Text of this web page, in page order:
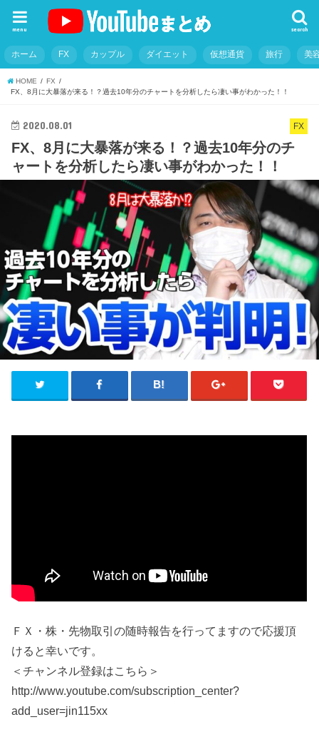
search
menu
ホーム FX カップル ダイエット 仮想通貨 旅行 美
HOME
FX
FX、8月に大暴落が来る！？過去10年分のチャートを分析したら凄い事がわかった！！
FX
2020.08.01
FX、8月に大暴落が来る！？過去10年分のチ
ャートを分析したら凄い事がわかった！！
ＦＸ・株・先物取引の随時報告を行ってますので応援頂
けると幸いです。
＜チャンネル登録はこちら＞
http://www.youtube.com/subscription_center?
add_user=jin115xx